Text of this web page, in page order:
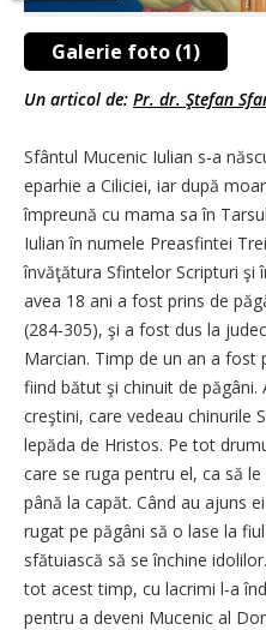
Galerie foto (1)
Un articol de: Pr. dr. Ştefan
Sfântul Mucenic Iulian s‑a
eparhie a Ciliciei, iar după
împreună cu mama sa în
Iulian în numele Preasfintei
învăţătura Sfintelor Scripturi şi
avea 18 ani a fost prins de
(284‑305), şi a fost dus la
Marcian. Timp de un an a fost
fiind bătut şi chinuit de păgâni.
creştini, care vedeau chinurile
lepăda de Hristos. Pe tot
care se ruga pentru el, ca să
până la capăt. Când au ajuns
rugat pe păgâni să o lase la
sfătuiască să se închine
tot acest timp, cu lacrimi l‑a
pentru a deveni Mucenic al